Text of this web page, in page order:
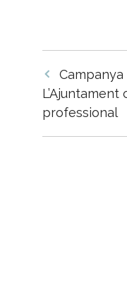
Navegació
per
les
professional